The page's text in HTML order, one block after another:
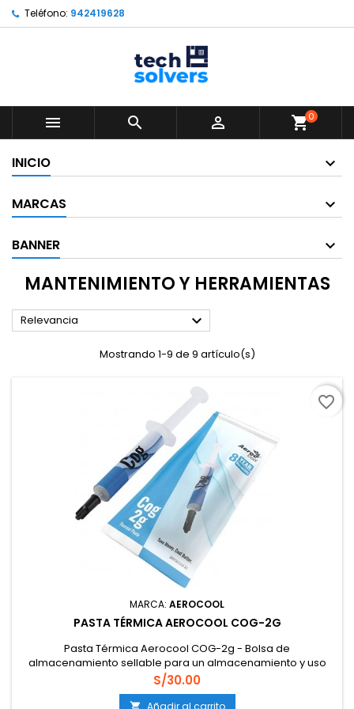
Teléfono: 942419628
   shopping_cart0
INICIO
MARCAS
BANNER
MANTENIMIENTO Y HERRAMIENTAS
Relevancia 
Mostrando 1-9 de 9 artículo(s)
MARCA: AEROCOOL
PASTA TÉRMICA AEROCOOL COG-2G
Pasta Térmica Aerocool COG-2g - Bolsa de
almacenamiento sellable para un almacenamiento y uso
conveniente- Altamente duradero para un uso de hasta 8
años- Alta viscosidad para una fácil aplicación-
Nanotecnología que mejora la conducción de calor-
Precio
S/30.00
 Añadir al carrito
favorite_border